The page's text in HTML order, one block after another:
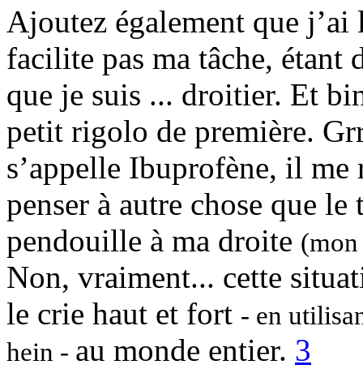
Ajoutez également que j’ai
facilite pas ma tâche, étant
que je suis ... droitier. Et
petit rigolo de première.
s’appelle Ibuprofène, il
penser à autre chose que
pendouille à ma droite
Non, vraiment... cette
le crie haut et fort - en
hein - au monde entier. 3